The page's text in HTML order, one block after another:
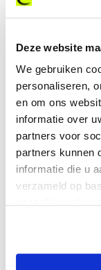
Deze website
We gebruiken
personaliseren,
en om ons
informatie over
partners voor
partners kunnen
informatie die u
verzameld op
Create a
You can
United States
Asia+65 6035